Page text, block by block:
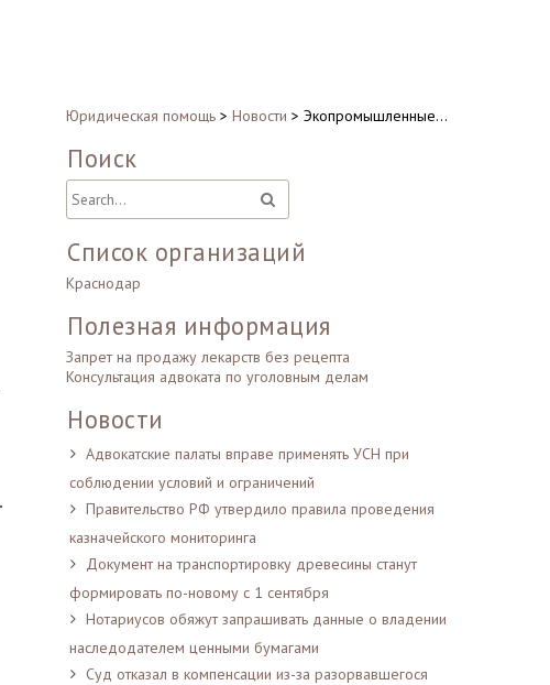
Юридическая помощь > Новости > Экопромышленные…
Поиск
Список организаций
Краснодар
Полезная информация
Запрет на продажу лекарств без рецепта
Консультация адвоката по уголовным делам
Новости
Адвокатские палаты вправе применять УСН при
соблюдении условий и ограничений
Правительство РФ утвердило правила проведения
казначейского мониторинга
Документ на транспортировку древесины станут
формировать по-новому с 1 сентября
Нотариусов обяжут запрашивать данные о владении
наследодателем ценными бумагами
Суд отказал в компенсации из-за разорвавшегося